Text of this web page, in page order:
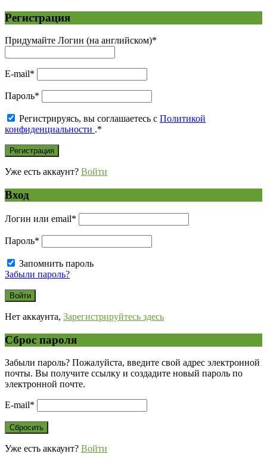
Регистрация
Придумайте Логин (на английском)*
E-mail*
Пароль*
Регистрируясь, вы соглашаетесь с Политикой
конфиденциальности .*
Уже есть аккаунт? Войти
Вход
Логин или email*
Пароль*
Запомнить пароль
Забыли пароль?
Нет аккаунта, Зарегистрируйтесь здесь
Сброс пароля
Забыли пароль? Пожалуйста, введите свой адрес электронной
почты. Вы получите ссылку и создадите новый пароль по
электронной почте.
E-mail*
Уже есть аккаунт? Войти